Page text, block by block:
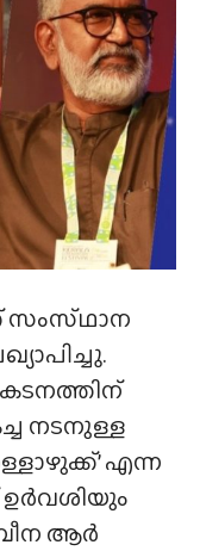
സംസ്‌ഥാന
നടനുള്ള
എന്ന
ഉർവശിയും
ബീന ആർ